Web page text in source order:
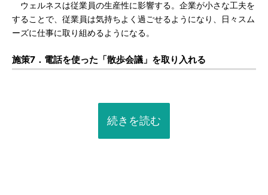
ウェルネスは従業員の生産性に影響する。企業が小さな工夫を
することで、従業員は気持ちよく過ごせるようになり、日々スム
ーズに仕事に取り組めるようになる。
施策7．電話を使った「散歩会議」を取り入れる
続きを読む